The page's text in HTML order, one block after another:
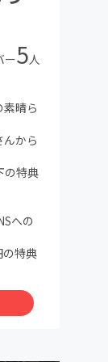
ー5人
晴ら
から
の特典
への
特典